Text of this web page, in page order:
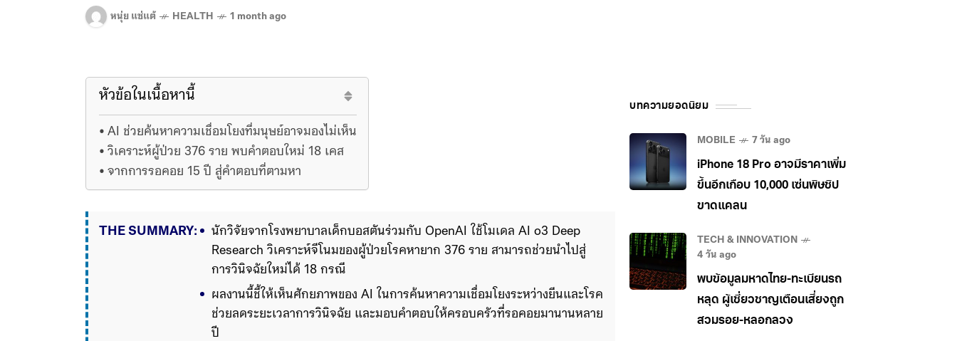
หนุ่ย แซ่แต้ HEALTH 1 month ago
หัวข้อในเนื้อหานี้
AI ช่วยค้นหาความเชื่อมโยงที่มนุษย์อาจมองไม่เห็น
วิเคราะห์ผู้ป่วย 376 ราย พบคำตอบใหม่ 18 เคส
จากการรอคอย 15 ปี สู่คำตอบที่ตามหา
THE SUMMARY:
นักวิจัยจากโรงพยาบาลเด็กบอสตันร่วมกับ OpenAI ใช้โมเดล AI o3 Deep
Research วิเคราะห์จีโนมของผู้ป่วยโรคหายาก 376 ราย สามารถช่วยนำไปสู่
การวินิจฉัยใหม่ได้ 18 กรณี
ผลงานนี้ชี้ให้เห็นศักยภาพของ AI ในการค้นหาความเชื่อมโยงระหว่างยีนและโรค
ช่วยลดระยะเวลาการวินิจฉัย และมอบคำตอบให้ครอบครัวที่รอคอยมานานหลาย
ปี
บทความยอดนิยม
MOBILE 7 วัน ago
iPhone 18 Pro อาจมีราคาเพิ่ม
ขึ้นอีกเกือบ 10,000 เซ่นพิษชิป
ขาดแคลน
TECH & INNOVATION
4 วัน ago
พบข้อมูลมหาดไทย-ทะเบียนรถ
หลุด ผู้เชี่ยวชาญเตือนเสี่ยงถูก
สวมรอย-หลอกลวง